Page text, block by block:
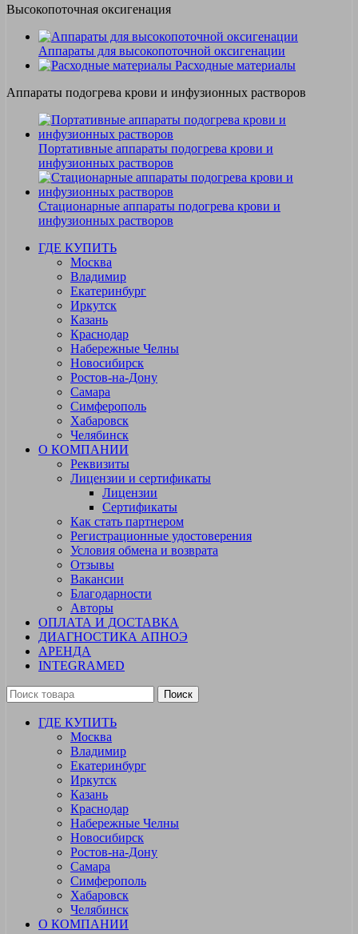
Высокопоточная оксигенация
Аппараты для высокопоточной оксигенации
Расходные материалы
Аппараты подогрева крови и инфузионных растворов
Портативные аппараты подогрева крови и
инфузионных растворов
Стационарные аппараты подогрева крови и
инфузионных растворов
ГДЕ КУПИТЬ
Москва
Владимир
Екатеринбург
Иркутск
Казань
Краснодар
Набережные Челны
Новосибирск
Ростов-на-Дону
Самара
Симферополь
Хабаровск
Челябинск
О КОМПАНИИ
Реквизиты
Лицензии и сертификаты
Лицензии
Сертификаты
Как стать партнером
Регистрационные удостоверения
Условия обмена и возврата
Отзывы
Вакансии
Благодарности
Авторы
ОПЛАТА И ДОСТАВКА
ДИАГНОСТИКА АПНОЭ
АРЕНДА
INTEGRAMED
Поиск
ГДЕ КУПИТЬ
Москва
Владимир
Екатеринбург
Иркутск
Казань
Краснодар
Набережные Челны
Новосибирск
Ростов-на-Дону
Самара
Симферополь
Хабаровск
Челябинск
О КОМПАНИИ